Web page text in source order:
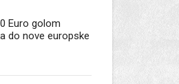
Euro golom
do nove europske